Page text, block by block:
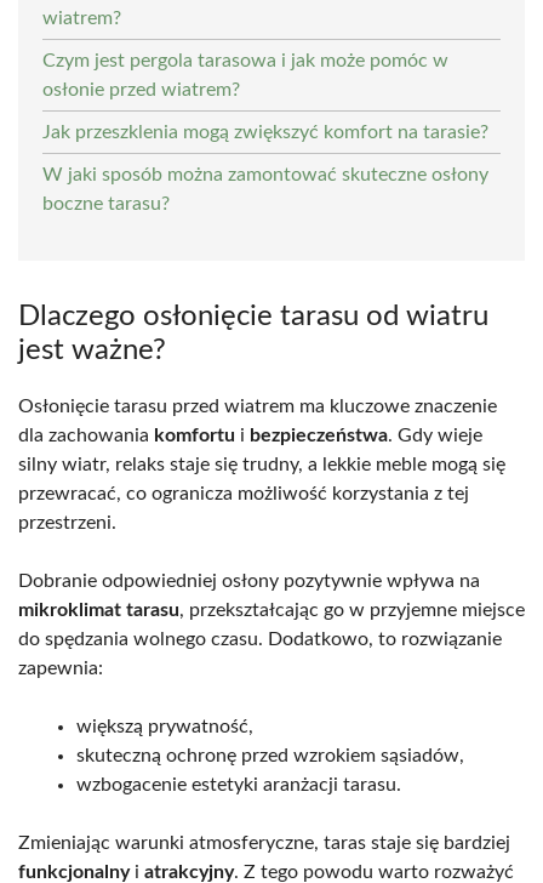
wiatrem?
Czym jest pergola tarasowa i jak może pomóc w
osłonie przed wiatrem?
Jak przeszklenia mogą zwiększyć komfort na tarasie?
W jaki sposób można zamontować skuteczne osłony
boczne tarasu?
Dlaczego osłonięcie tarasu od wiatru
jest ważne?
Osłonięcie tarasu przed wiatrem ma kluczowe znaczenie
dla zachowania komfortu i bezpieczeństwa. Gdy wieje
silny wiatr, relaks staje się trudny, a lekkie meble mogą się
przewracać, co ogranicza możliwość korzystania z tej
przestrzeni.
Dobranie odpowiedniej osłony pozytywnie wpływa na
mikroklimat tarasu, przekształcając go w przyjemne miejsce
do spędzania wolnego czasu. Dodatkowo, to rozwiązanie
zapewnia:
większą prywatność,
skuteczną ochronę przed wzrokiem sąsiadów,
wzbogacenie estetyki aranżacji tarasu.
Zmieniając warunki atmosferyczne, taras staje się bardziej
funkcjonalnyi atrakcyjny. Z tego powodu warto rozważyć